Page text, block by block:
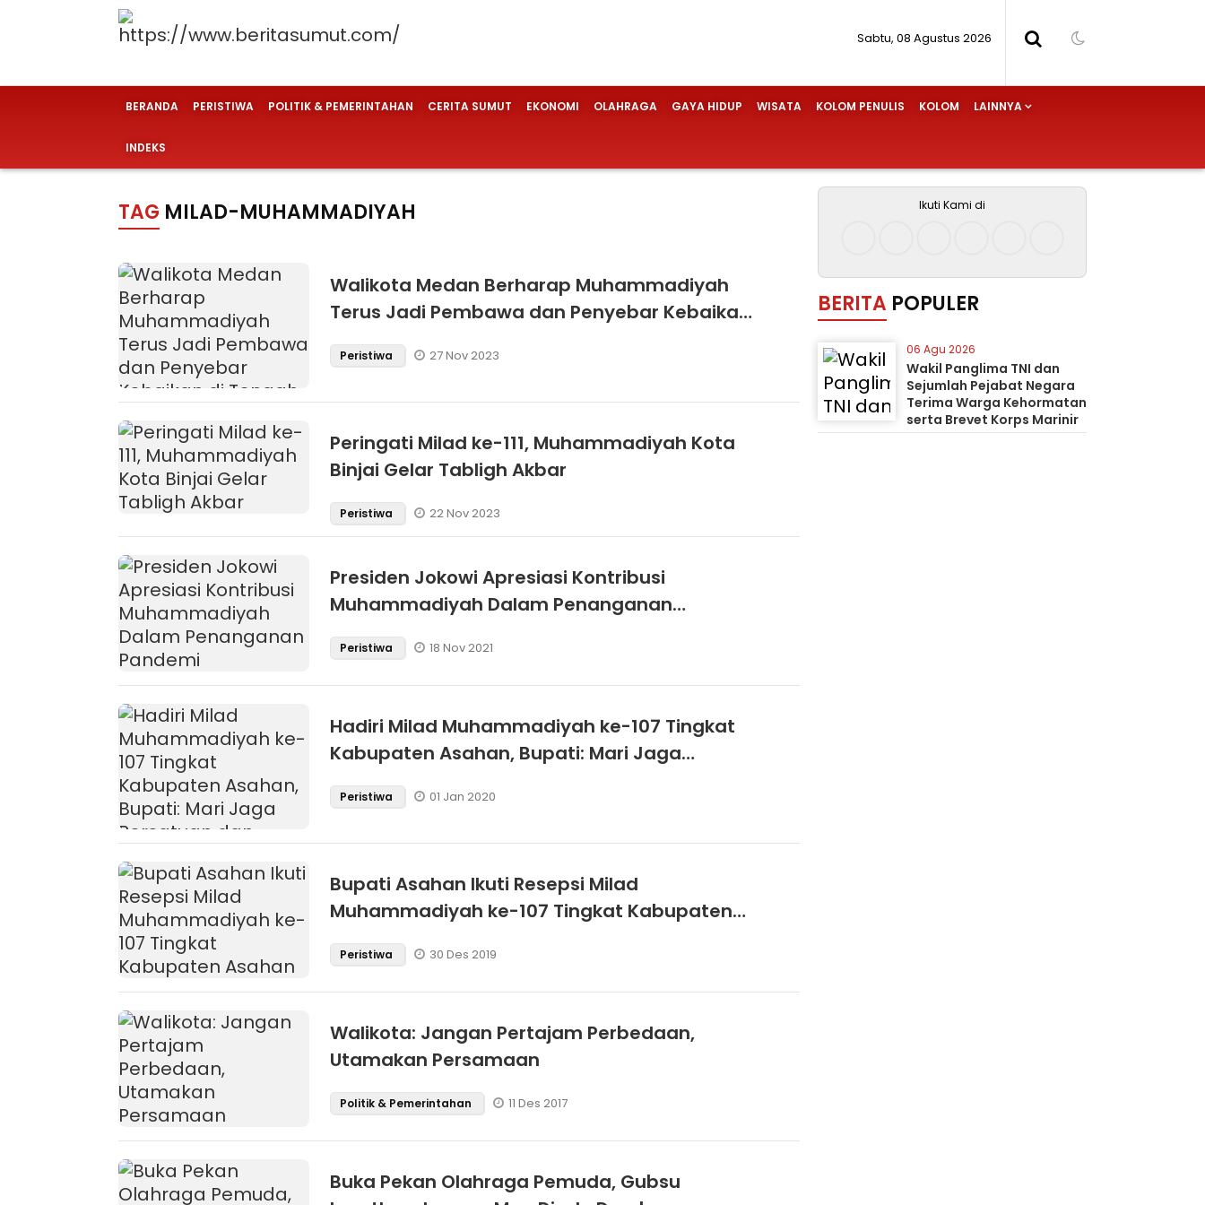
Sabtu, 08 Agustus 2026
BERANDA PERISTIWA POLITIK & PEMERINTAHAN CERITA SUMUT EKONOMI OLAHRAGA GAYA HIDUP WISATA KOLOM PENULIS KOLOM LAINNYA
INDEKS
TAG MILAD-MUHAMMADIYAH
Walikota Medan Berharap Muhammadiyah
Terus Jadi Pembawa dan Penyebar Kebaikan
di Tengah Masyarakat
Peristiwa 27 Nov 2023
Peringati Milad ke-111, Muhammadiyah Kota
Binjai Gelar Tabligh Akbar
Peristiwa 22 Nov 2023
Presiden Jokowi Apresiasi Kontribusi
Muhammadiyah Dalam Penanganan
Pandemi
Peristiwa 18 Nov 2021
Hadiri Milad Muhammadiyah ke-107 Tingkat
Kabupaten Asahan, Bupati: Mari Jaga
Persatuan dan Kerukunan
Peristiwa 01 Jan 2020
Bupati Asahan Ikuti Resepsi Milad
Muhammadiyah ke-107 Tingkat Kabupaten
Asahan
Peristiwa 30 Des 2019
Walikota: Jangan Pertajam Perbedaan,
Utamakan Persamaan
Politik & Pemerintahan 11 Des 2017
Buka Pekan Olahraga Pemuda, Gubsu
Ikuti Kami di
BERITA POPULER
06 Agu 2026
Wakil Panglima TNI dan
Sejumlah Pejabat Negara
Terima Warga Kehormatan
serta Brevet Korps Marinir